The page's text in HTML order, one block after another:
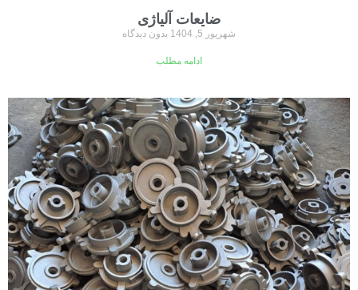
ضایعات آلیاژی
شهریور 5, 1404 بدون دیدگاه
ادامه مطلب